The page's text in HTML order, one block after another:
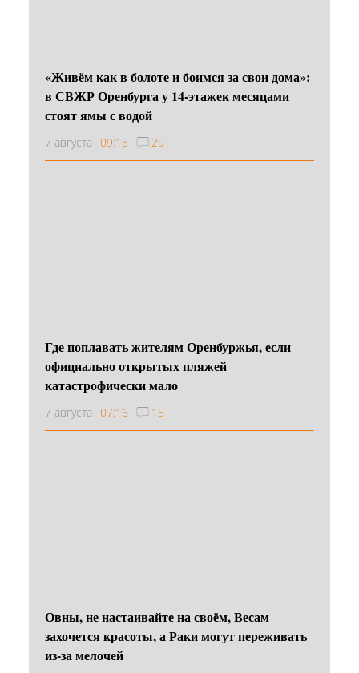
«Живём как в болоте и боимся за свои дома»:
в СВЖР Оренбурга у 14-этажек месяцами
стоят ямы с водой
7 августа 09:18 29
Где поплавать жителям Оренбуржья, если
официально открытых пляжей
катастрофически мало
7 августа 07:16 15
Овны, не настаивайте на своём, Весам
захочется красоты, а Раки могут переживать
из-за мелочей